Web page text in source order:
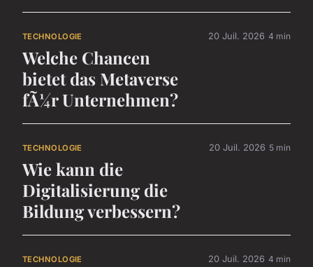
TECHNOLOGIE
Welche Chancen
bietet das Metaverse
fÃ¼r Unternehmen?
20 Juil. 2026 4 min
TECHNOLOGIE
Wie kann die
Digitalisierung die
Bildung verbessern?
20 Juil. 2026 5 min
TECHNOLOGIE 20 Juil. 2026 4 min